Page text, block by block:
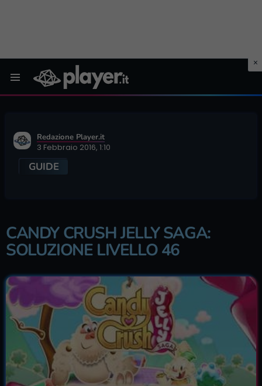
Redazione Player.it
3 Febbraio 2016, 1:10
GUIDE
CANDY CRUSH JELLY SAGA:
SOLUZIONE LIVELLO 46